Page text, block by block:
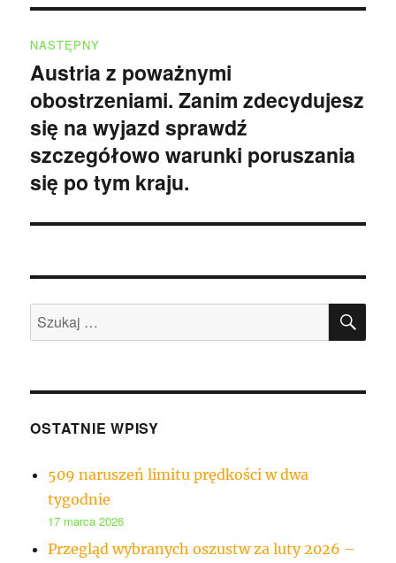
NASTĘPNY
Następny
wpis:
Austria z poważnymi
obostrzeniami. Zanim zdecydujesz
się na wyjazd sprawdź
szczegółowo warunki poruszania
się po tym kraju.
Szukaj:
OSTATNIE WPISY
509 naruszeń limitu prędkości w dwa
tygodnie
17 marca 2026
Przegląd wybranych oszustw za luty 2026 –